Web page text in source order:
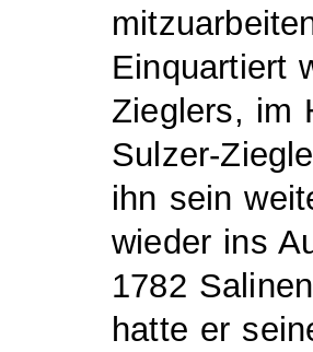
Einquartiert
Zieglers, im
Sulzer-
ihn sein
wieder ins
1782
hatte er